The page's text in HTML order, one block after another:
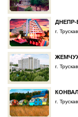
ДНЕПР-
г.
г.
г.